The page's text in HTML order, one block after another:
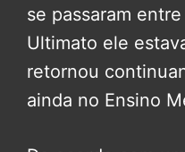
se passaram
Ultimato ele
retornou
ainda no Ensino